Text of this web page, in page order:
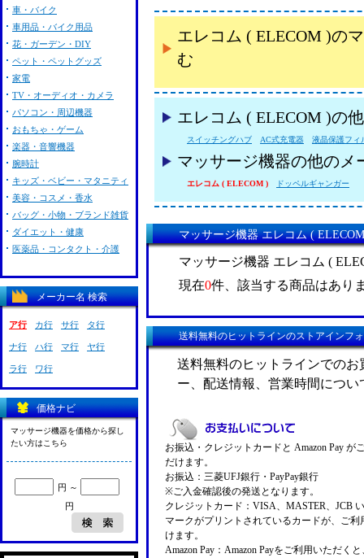
エレコム ( ELECOM )の
む
エレコム ( ELECOM )の
スイッチングハブ AC式充電器 液晶保護フィ
マッサージ機器の他のメ
エレコム ( ELECOM ) ドッペルギャンガー
マッサージ機器 エレコム (
マッサージ機器 エレコム (
現在0件、該当する商品はあり
送料無料のヒットラインのストアインフ
送料無料のヒットラインでの
ー、配送情報、営業時間につ
お振込・クレジットカードと Amazon Pay が
だけます。
お振込：三菱UFJ銀行・PayPay銀行
※ご入金確認後の発送となります。
クレジットカード：VISA、MASTER、JCB
マークがプリントされているカードが、ご利
けます。
Amazon Pay：Amazon Payをご利用いただく
車・バイク
車用品・バイク用品
花・ガーデン・DIY
ペット・ペットグッズ
家電
TV・オーディオ・カメラ
パソコン・周辺機器
おもちゃ・ゲーム
楽器・音響機器
腕時計
キッズ・ベビー・マタニティ
美容・コスメ・香水
バッグ・小物・ブランド雑貨
ダイエット・健康
医薬品・コンタクト・介護
メーカー名 検索
ア行 カ行 サ行 タ行
ナ行 ハ行 マ行 ヤ行
ラ行 ワ行
価格ナビ
マッサージ機器を価格から探し
たい方はこちら
円 ～
円